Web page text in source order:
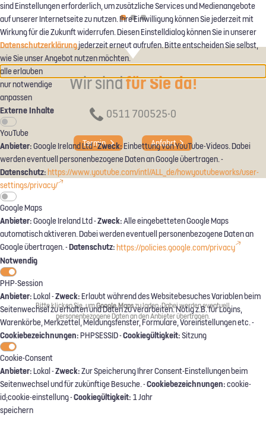
Wir sindfür Sie da!
0511 700525-0
Termin Anfahrt
Bitte klicken Sie, umGoogle Mapszu laden. Dabei werden eventuell
personenbezogene Daten an den Anbieter übertragen.
sind Einstellungen erforderlich, um zusätzliche Services und Medienangebote
auf unserer Internetseite zu nutzen. Ihre Einwilligung können Sie jederzeit mit
Wirkung für die Zukunft widerrufen. Diesen Einstelldialog können Sie in unserer
Datenschutzerklärungjederzeit erneut aufrufen. Bitte entscheiden Sie selbst,
wie Sie unser Angebot nutzen möchten.
alle erlauben
nur notwendige
anpassen
Externe Inhalte
YouTube
Anbieter:Google Ireland Ltd -Zweck:Einbettung von YouTube-Videos. Dabei
werden eventuell personenbezogene Daten an Google übertragen. -
Datenschutz: https://www.youtube.com/intl/ALL_de/howyoutubeworks/user-
settings/privacy/
Google Maps
Anbieter:Google Ireland Ltd -Zweck:Alle eingebetteten Google Maps
automatisch aktiveren. Dabei werden eventuell personenbezogene Daten an
Google übertragen. -Datenschutz: https://policies.google.com/privacy
Notwendig
PHP-Session
Anbieter:Lokal -Zweck:Erlaubt während des Websitebesuches Variablen beim
Seitenwechsel zu erhalten und Daten zu verarbeiten. Nötig z.B. für Logins,
Warenkörbe, Merkzettel, Meldungsfenster, Formulare, Voreinstellungen etc. -
Cookiebezeichnungen:PHPSESSID -Cookiegültigkeit:Sitzung
Cookie-Consent
Anbieter:Lokal -Zweck:Zur Speicherung Ihrer Consent-Einstellungen beim
Seitenwechsel und für zukünftige Besuche. -Cookiebezeichnungen:cookie-
id;cookie-einstellung -Cookiegültigkeit: 1 Jahr
speichern